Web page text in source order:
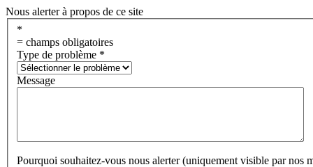
Nous alerter à propos de ce site
*
= champs obligatoires
Type de problème *
Message
Pourquoi souhaitez-vous nous alerter (uniquement visible par nos